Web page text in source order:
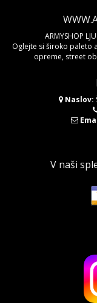
ARMYSHOP
Oglejte si široko paleto
opreme, street
Naslov:
V naši